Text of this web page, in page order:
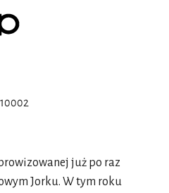
już po raz
Jorku. W tym roku